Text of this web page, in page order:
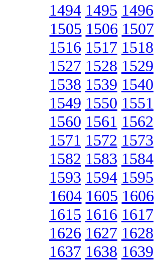
1494 1495 1496
1505 1506 1507
1516 1517 1518
1527 1528 1529
1538 1539 1540
1549 1550 1551
1560 1561 1562
1571 1572 1573
1582 1583 1584
1593 1594 1595
1604 1605 1606
1615 1616 1617
1626 1627 1628
1637 1638 1639